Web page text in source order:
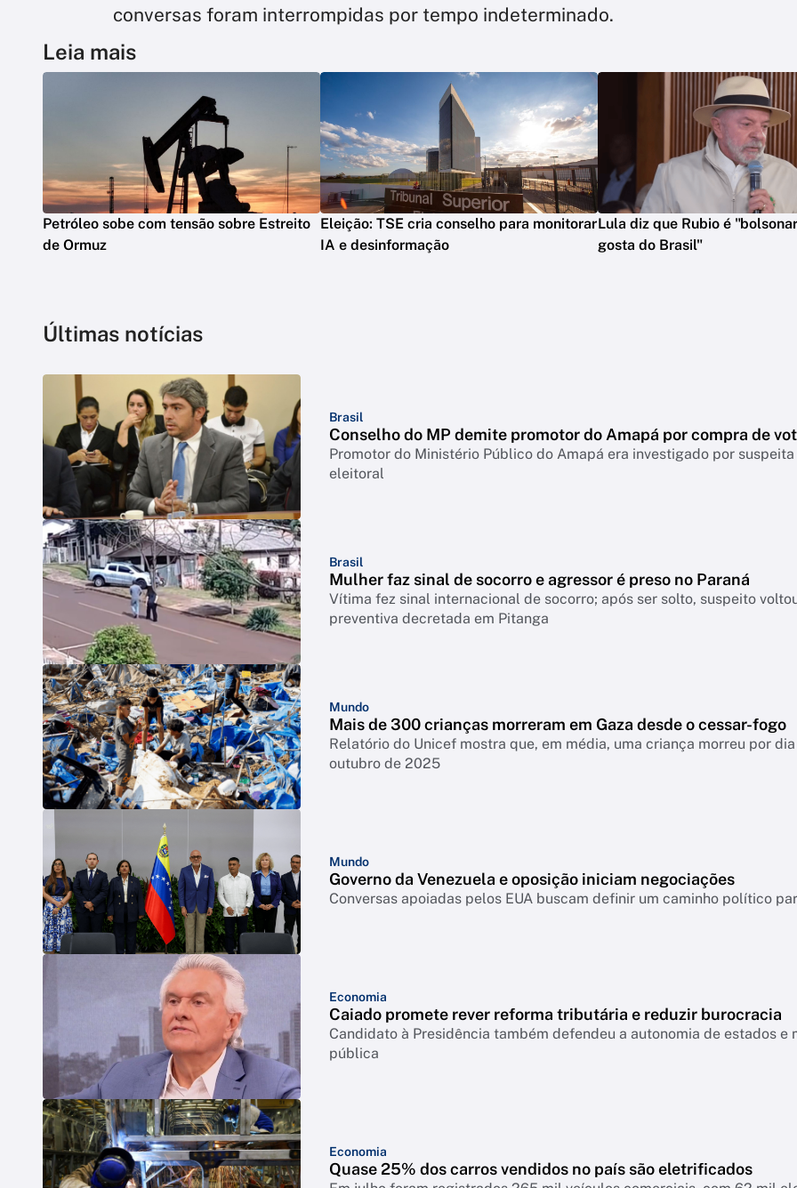
conversas foram interrompidas por tempo indeterminado.
Leia mais
Petróleo sobe com tensão sobre Estreito
de Ormuz
Eleição: TSE cria conselho para monitorar
IA e desinformação
Lula diz que Rubio é
gosta do Brasil"
Últimas notícias
Brasil
Conselho do MP demite promotor do Amapá por compra de
Promotor do Ministério Público do Amapá era investigado por
eleitoral
Brasil
Mulher faz sinal de socorro e agressor é preso no Paraná
Vítima fez sinal internacional de socorro; após ser solto, suspeito
preventiva decretada em Pitanga
Mundo
Mais de 300 crianças morreram em Gaza desde o cessar-fogo
Relatório do Unicef mostra que, em média, uma criança morreu por
outubro de 2025
Mundo
Governo da Venezuela e oposição iniciam negociações
Conversas apoiadas pelos EUA buscam definir um caminho político
Economia
Caiado promete rever reforma tributária e reduzir burocracia
Candidato à Presidência também defendeu a autonomia de estados e
pública
Economia
Quase 25% dos carros vendidos no país são eletrificados